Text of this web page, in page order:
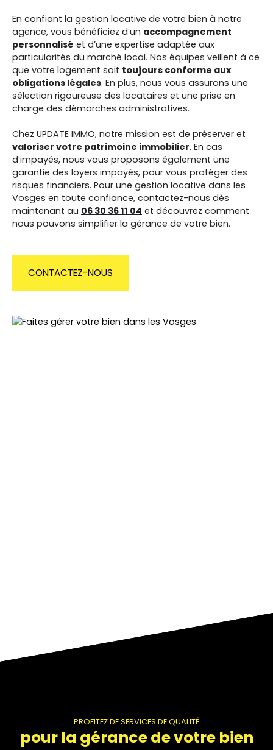
En confiant la gestion locative de votre bien à notre
agence, vous bénéficiez d’un accompagnement
personnalisé et d’une expertise adaptée aux
particularités du marché local. Nos équipes veillent à ce
que votre logement soit toujours conforme aux
obligations légales. En plus, nous vous assurons une
sélection rigoureuse des locataires et une prise en
charge des démarches administratives.
Chez UPDATE IMMO, notre mission est de préserver et
valoriser votre patrimoine immobilier. En cas
d’impayés, nous vous proposons également une
garantie des loyers impayés, pour vous protéger des
risques financiers. Pour une gestion locative dans les
Vosges en toute confiance, contactez-nous dès
maintenant au 06 30 36 11 04 et découvrez comment
nous pouvons simplifier la gérance de votre bien.
CONTACTEZ-NOUS
PROFITEZ DE SERVICES DE QUALITÉ
pour la gérance de votre bien